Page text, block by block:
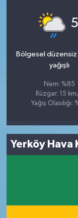
5
Bölgesel düzensiz
yağışlı
Nem: %85
Rüzgar: 15
Yağış Olasılığı:
Yerköy Hava